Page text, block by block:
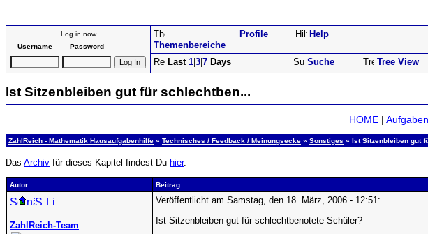
Log in now
Username
Password Themenbereiche
Profile Help
Last 1 3 7 Days Suche Tree View
Ist Sitzenbleiben gut für schlechtben...
HOME| Aufgaben
ZahlReich - Mathematik Hausaufgabenhilfe » Technisches / Feedback / Meinungsecke » Sonstiges » Ist Sitzenbleiben gut
Das Archiv für dieses Kapitel findest Du hier.
Autor Beitrag
ZahlReich-Team
Veröffentlicht am Samstag, den 18. März, 2006 - 12:51:
Ist Sitzenbleiben gut für schlechtbenotete Schüler?